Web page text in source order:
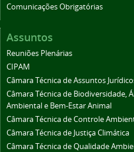
Comunicações Obrigatórias
Assuntos
Reuniões Plenárias
CIPAM
Câmara Técnica de Assuntos
Câmara Técnica de Biodiversidade,
Ambiental e Bem-Estar Animal
Câmara Técnica de Controle
Câmara Técnica de Justiça Climática
Câmara Técnica de Qualidade